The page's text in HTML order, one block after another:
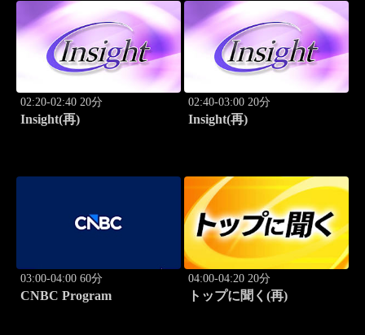
02:20-02:40 20分
Insight(再)
02:40-03:00 20分
Insight(再)
03:00-04:00 60分
CNBC Program
04:00-04:20 20分
トップに聞く(再)